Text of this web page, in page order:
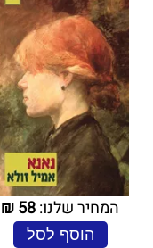
המחיר שלנו:58
₪
הוסף לסל